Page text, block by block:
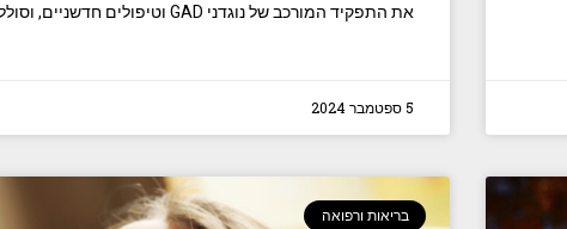
את התפקיד המורכב של נוגדני GAD וטיפולים חדשניים, וסוללת
5 ספטמבר 2024
בריאות ורפואה